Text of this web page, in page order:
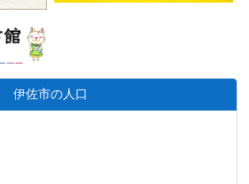
伊佐市の人口